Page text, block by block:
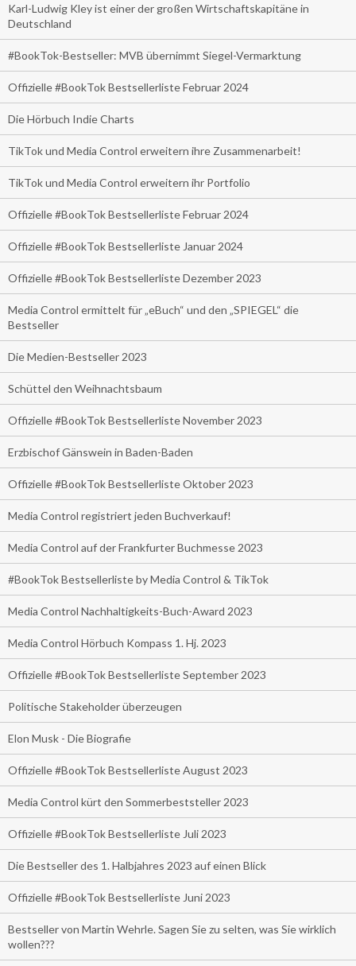
Karl-Ludwig Kley ist einer der großen Wirtschaftskapitäne in
Deutschland
#BookTok-Bestseller: MVB übernimmt Siegel-Vermarktung
Offizielle #BookTok Bestsellerliste Februar 2024
Die Hörbuch Indie Charts
TikTok und Media Control erweitern ihre Zusammenarbeit!
TikTok und Media Control erweitern ihr Portfolio
Offizielle #BookTok Bestsellerliste Februar 2024
Offizielle #BookTok Bestsellerliste Januar 2024
Offizielle #BookTok Bestsellerliste Dezember 2023
Media Control ermittelt für „eBuch“ und den „SPIEGEL“ die
Bestseller
Die Medien-Bestseller 2023
Schüttel den Weihnachtsbaum
Offizielle #BookTok Bestsellerliste November 2023
Erzbischof Gänswein in Baden-Baden
Offizielle #BookTok Bestsellerliste Oktober 2023
Media Control registriert jeden Buchverkauf!
Media Control auf der Frankfurter Buchmesse 2023
#BookTok Bestsellerliste by Media Control & TikTok
Media Control Nachhaltigkeits-Buch-Award 2023
Media Control Hörbuch Kompass 1. Hj. 2023
Offizielle #BookTok Bestsellerliste September 2023
Politische Stakeholder überzeugen
Elon Musk - Die Biografie
Offizielle #BookTok Bestsellerliste August 2023
Media Control kürt den Sommerbeststeller 2023
Offizielle #BookTok Bestsellerliste Juli 2023
Die Bestseller des 1. Halbjahres 2023 auf einen Blick
Offizielle #BookTok Bestsellerliste Juni 2023
Bestseller von Martin Wehrle. Sagen Sie zu selten, was Sie wirklich
wollen???